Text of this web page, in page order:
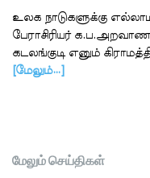
உலக நாடுகளுக்கு
பேராசிரியர்
கடலங்குடி எனும்
[மேலும்…]
மேலும் செய்திகள்